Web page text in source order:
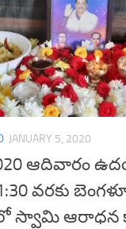
JANUARY 5, 2020
ఆదివారం
వరకు
లో స్వామి ఆరాధన